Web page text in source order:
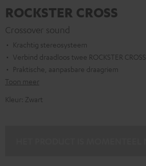
ROCKSTER CROSS
Crossover sound
Krachtig stereosysteem
Verbind draadloos twee ROCKSTER CROSS
Praktische, aanpasbare draagriem
Toon meer
Kleur: Zwart